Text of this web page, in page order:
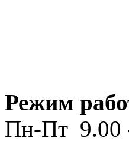
Режим
Пн-Пт 9.00